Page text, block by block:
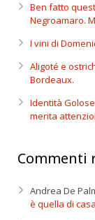
Ben fatto
Negroamaro.
I vini di
Aligoté e
Bordeaux.
Identità
merita
Commenti
Andrea De
è quella di